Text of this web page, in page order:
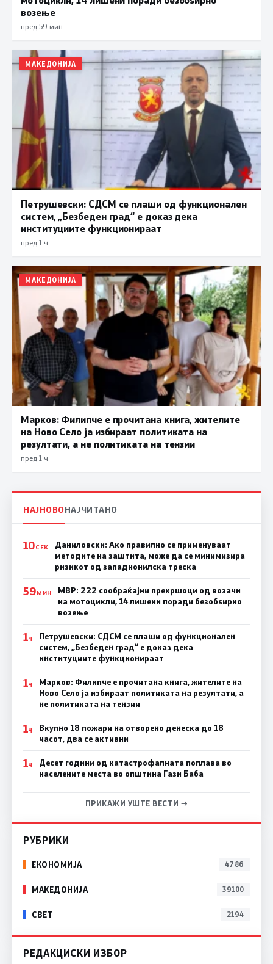
возење
пред 59 мин.
МАКЕДОНИЈА
Петрушевски: СДСМ се плаши од функционален
систем, „Безбеден град“ е доказ дека
институциите функционираат
пред 1 ч.
МАКЕДОНИЈА
Марков: Филипче е прочитана книга, жителите
на Ново Село ја избираат политиката на
резултати, а не политиката на тензии
пред 1 ч.
НАЈНОВОНАЈЧИТАНО
10СЕК
Даниловски: Ако правилно се применуваат
методите на заштита, може да се минимизира
ризикот од западнонилска треска
59МИН
МВР: 222 сообраќајни прекршоци од возачи
на мотоцикли, 14 лишени поради безобѕирно
возење
1Ч
Петрушевски: СДСМ се плаши од функционален
систем, „Безбеден град“ е доказ дека
институциите функционираат
1Ч
Марков: Филипче е прочитана книга, жителите на
Ново Село ја избираат политиката на резултати, а
не политиката на тензии
1Ч
Вкупно 18 пожари на отворено денеска до 18
часот, два се активни
1Ч
Десет години од катастрофалната поплава во
населените места во општина Гази Баба
ПРИКАЖИ УШТЕ ВЕСТИ →
РУБРИКИ
ЕКОНОМИЈА 4786
МАКЕДОНИЈА 39100
СВЕТ 2194
РЕДАКЦИСКИ ИЗБОР